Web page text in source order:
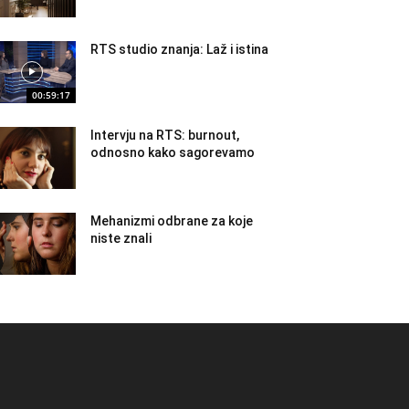
00:59:17
RTS studio znanja: Laž i istina
Intervju na RTS: burnout,
odnosno kako sagorevamo
Mehanizmi odbrane za koje
niste znali